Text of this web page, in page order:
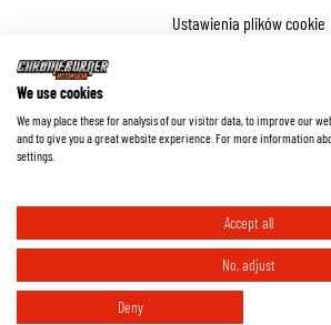
Ustawienia plików cookie
©2026ChromeBurner - Wszelkie
We use cookies
We may place these for analysis of our visitor data, to improve our
and to give you a great website experience. For more information
settings.
Accept all
No, adjust
Deny